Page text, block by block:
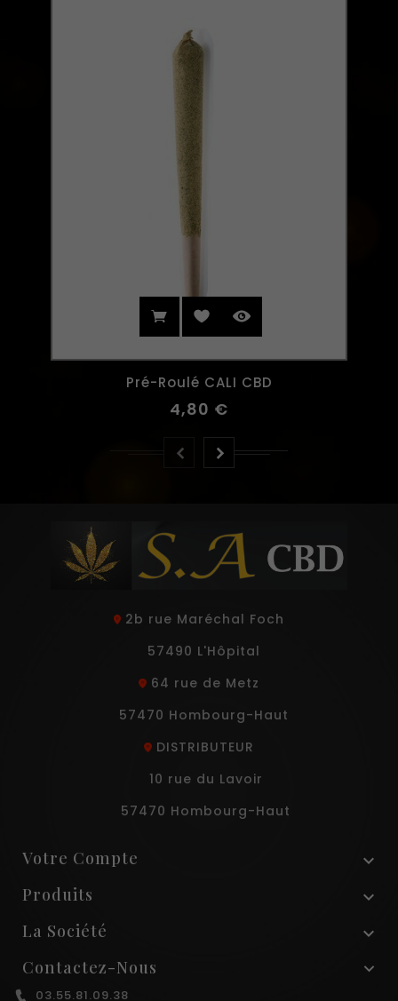
Pré-Roulé CALI CBD
4,80 €
2b rue Maréchal Foch
57490 L'Hôpital
64 rue de Metz
57470 Hombourg-Haut
DISTRIBUTEUR
10 rue du Lavoir
57470 Hombourg-Haut
Votre Compte

Produits

La Société

Contactez-Nous
03.55.81.09.38